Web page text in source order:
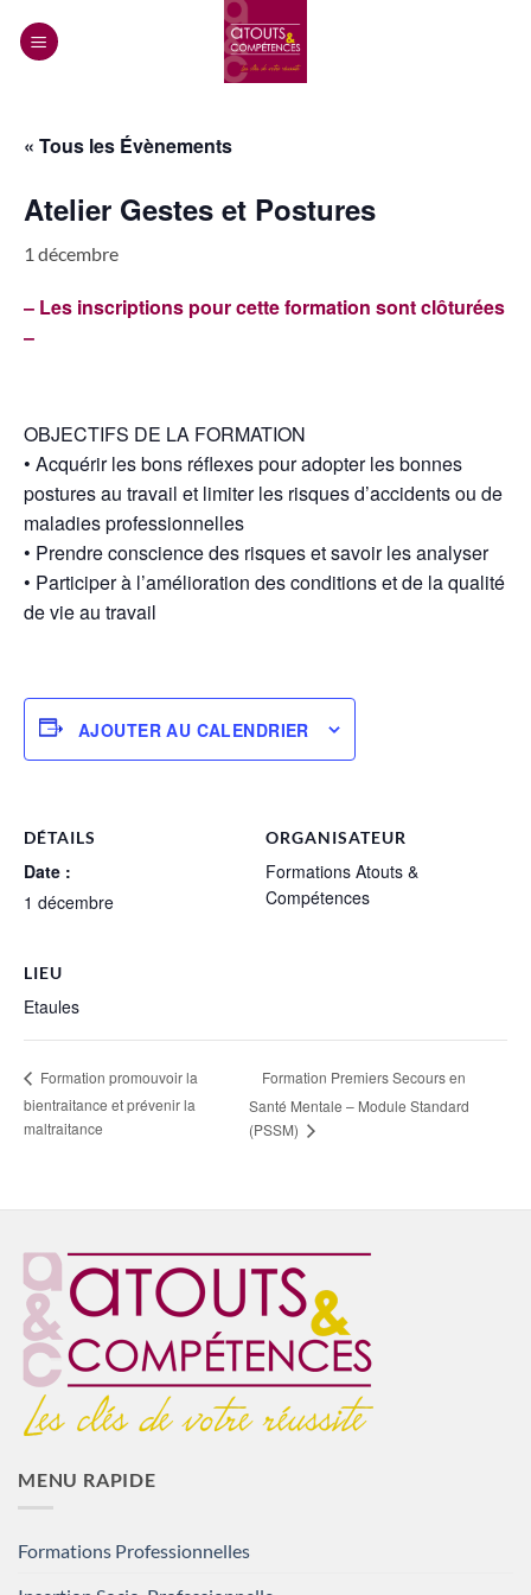
« Tous les Évènements
Atelier Gestes et Postures
1 décembre
– Les inscriptions pour cette formation sont clôturées
–
OBJECTIFS DE LA FORMATION
• Acquérir les bons réflexes pour adopter les bonnes
postures au travail et limiter les risques d’accidents ou de
maladies professionnelles
• Prendre conscience des risques et savoir les analyser
• Participer à l’amélioration des conditions et de la qualité
de vie au travail
AJOUTER AU CALENDRIER
DÉTAILS
Date :
1 décembre
ORGANISATEUR
Formations Atouts &
Compétences
LIEU
Etaules
Formation promouvoir la
bientraitance et prévenir la
maltraitance
Formation Premiers Secours en
Santé Mentale – Module Standard
(PSSM)
MENU RAPIDE
Formations Professionnelles